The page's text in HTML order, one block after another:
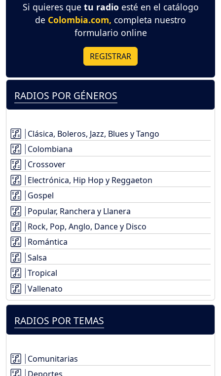
Si quieres que tu radio esté en el catálogo
de Colombia.com, completa nuestro
formulario online
REGISTRAR
RADIOS POR GÉNEROS
Clásica, Boleros, Jazz, Blues y Tango
Colombiana
Crossover
Electrónica, Hip Hop y Reggaeton
Gospel
Popular, Ranchera y Llanera
Rock, Pop, Anglo, Dance y Disco
Romántica
Salsa
Tropical
Vallenato
RADIOS POR TEMAS
Comunitarias